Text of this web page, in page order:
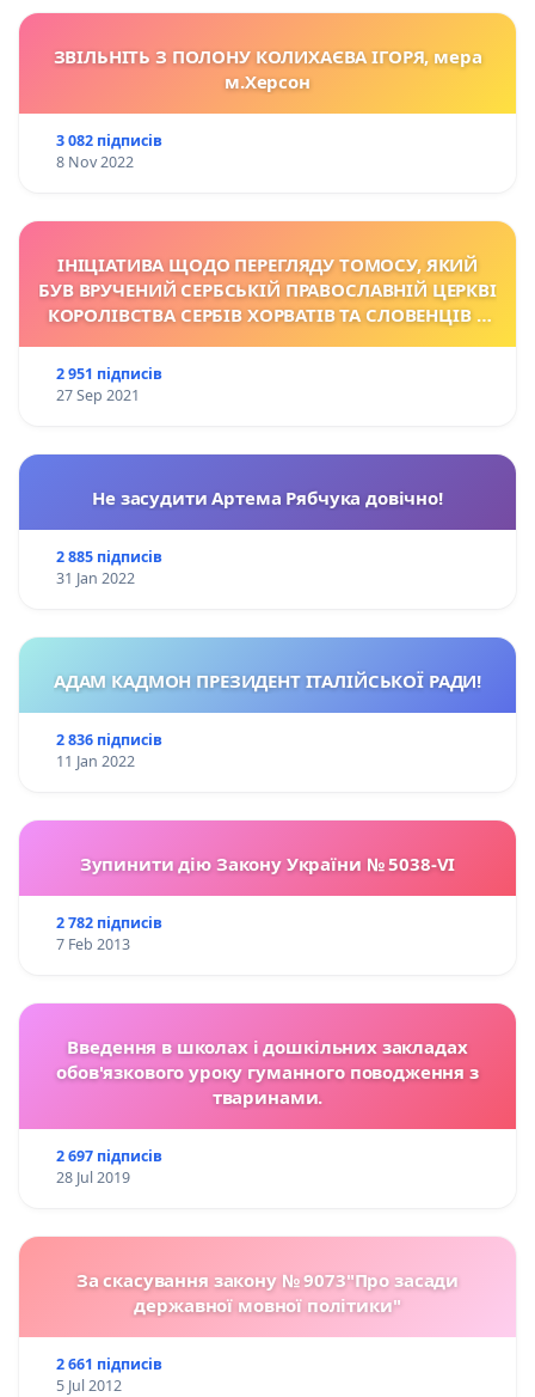
ЗВІЛЬНІТЬ З ПОЛОНУ КОЛИХАЄВА ІГОРЯ, мера
м.Херсон
3 082 підписів
8 Nov 2022
ІНІЦІАТИВА ЩОДО ПЕРЕГЛЯДУ TОМОСУ, ЯКИЙ
БУВ ВРУЧЕНИЙ СЕРБСЬКІЙ ПРАВОСЛАВНІЙ ЦЕРКВІ
КОРОЛІВСТВА СЕРБІВ ХОРВАТІВ ТА СЛОВЕНЦІВ У
2 951 підписів
27 Sep 2021
Не засудити Артема Рябчука довічно!
2 885 підписів
31 Jan 2022
АДАМ КАДМОН ПРЕЗИДЕНТ ІТАЛІЙСЬКОЇ РАДИ!
2 836 підписів
11 Jan 2022
Зупинити дію Закону України № 5038-VI
2 782 підписів
7 Feb 2013
Введення в школах і дошкільних закладах
обов'язкового уроку гуманного поводження з
тваринами.
2 697 підписів
28 Jul 2019
За скасування закону № 9073"Про засади
державної мовної політики"
2 661 підписів
5 Jul 2012